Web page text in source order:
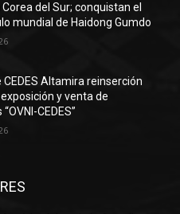
del Sur; conquistan el
mundial de Haidong Gumdo
CEDES Altamira reinserción
y venta de
CEDES”